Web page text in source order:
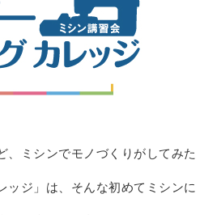
、ミシンでモノづくりがしてみた
ッジ」は、そんな初めてミシンに